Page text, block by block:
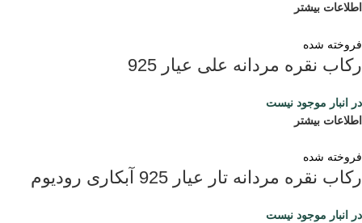
اطلاعات بیشتر
فروخته شده
رکاب نقره مردانه علی عیار 925
در انبار موجود نیست
اطلاعات بیشتر
فروخته شده
رکاب نقره مردانه تار عیار 925 آبکاری رودیوم
در انبار موجود نیست